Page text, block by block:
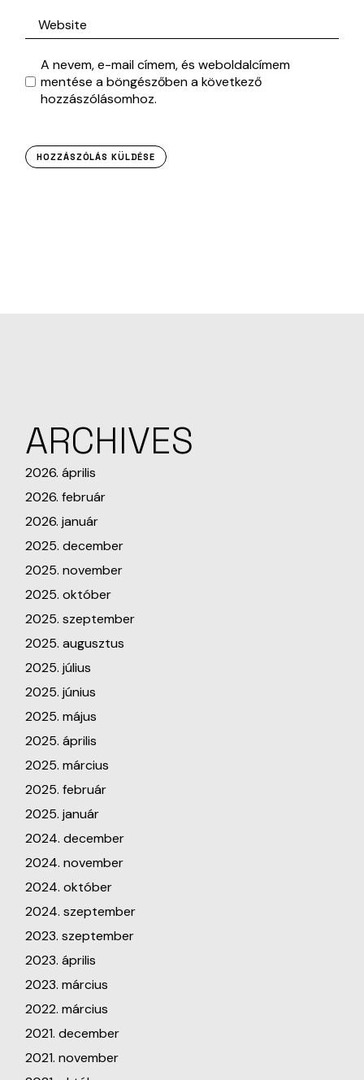
A nevem, e-mail címem, és weboldalcímem
mentése a böngészőben a következő
hozzászólásomhoz.
HOZZÁSZÓLÁS KÜLDÉSE
ARCHIVES
2026. április
2026. február
2026. január
2025. december
2025. november
2025. október
2025. szeptember
2025. augusztus
2025. július
2025. június
2025. május
2025. április
2025. március
2025. február
2025. január
2024. december
2024. november
2024. október
2024. szeptember
2023. szeptember
2023. április
2023. március
2022. március
2021. december
2021. november